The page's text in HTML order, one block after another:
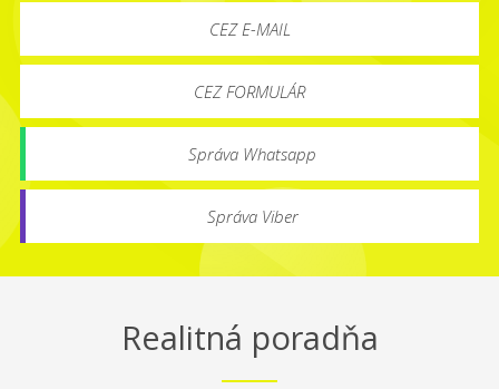
CEZ E-MAIL
CEZ FORMULÁR
Správa Whatsapp
Správa Viber
Realitná poradňa